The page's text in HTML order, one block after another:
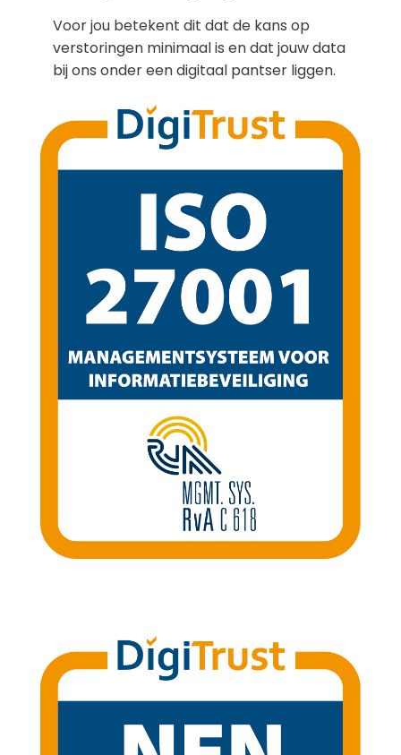
Voor jou betekent dit dat de kans op
verstoringen minimaal is en dat jouw data
bij ons onder een digitaal pantser liggen.